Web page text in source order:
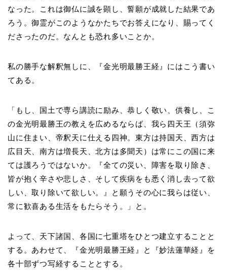
なった。これは御仏に誠を顕し、誓願が成就した結果であ
ろう。御霊がこのようなかたちでお答えになり、賜ってく
ださったのだ。なんとも恐れ多いことか。
私の勝手な解釈無しに、『金光明最勝王経』にはこう書い
てある。
「もし、国土で専ら講読に励み、恭しく敬い、供養し、こ
の金光明最勝王の教えを広めるならば、我ら四天王（須弥
山に住まい、帝釈天に仕える四神。東方は持国天、西方は
広目天、南方は増長天、北方は多聞天）は常にこの国に来
ては護ろうではないか。『全ての災い、障害を取り除き、
皆が抱く辛さや悲しさ、そして疾病をも悉く消し去って欲
しい、取り除いて欲しい。』と願うその心に我らは従い、
常に歓喜ある生活をもたらそう。」と。
よって、天下諸国、各国に七重塔をひとつ建立することと
する。あわせて、『金光明最勝王経』と『妙法蓮華経』を
各十部ずつ写経することとする。